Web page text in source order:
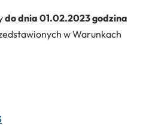
do dnia 01.02.2023 godzina
w Warunkach